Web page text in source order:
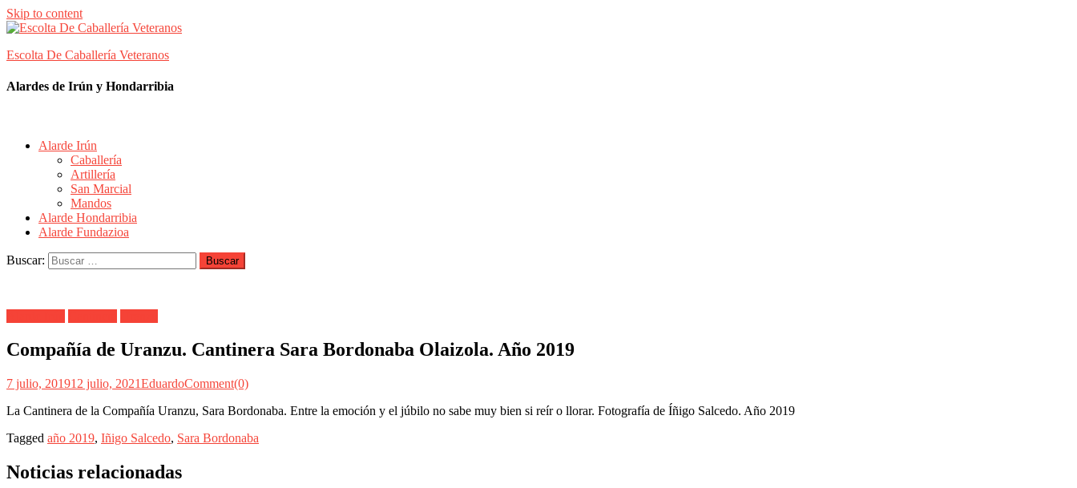
Skip to content
Escolta De Caballería Veteranos
Alardes de Irún y Hondarribia
Alarde Irún
Caballería
Artillería
San Marcial
Mandos
Alarde Hondarribia
Alarde Fundazioa
Buscar:
Compañía de Uranzu. Cantinera Sara Bordonaba Olaizola. Año 2019
7 julio, 201912 julio, 2021EduardoComment(0)
La Cantinera de la Compañía Uranzu, Sara Bordonaba. Entre la emoción y el júbilo no sabe muy bien si reír o llorar. Fotografía de Íñigo Salcedo. Año 2019
Tagged año 2019, Iñigo Salcedo, Sara Bordonaba
Noticias relacionadas